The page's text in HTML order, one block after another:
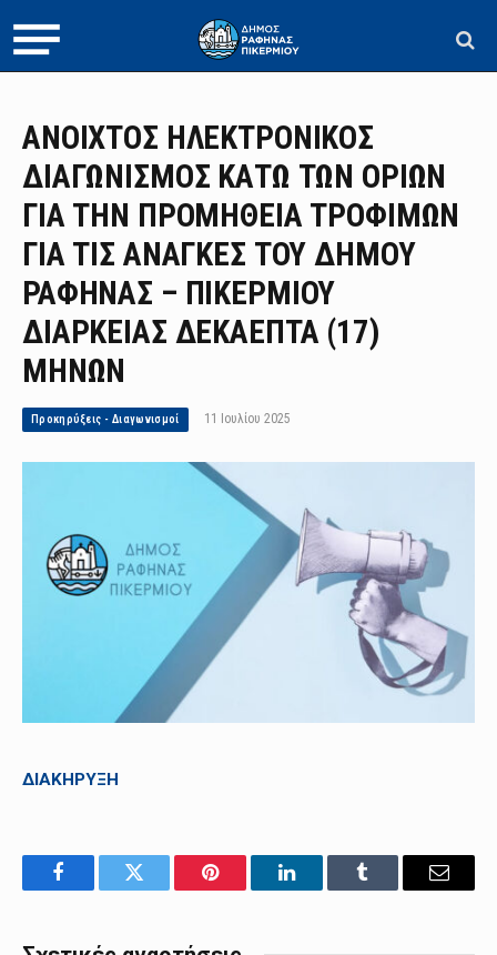
ΑΝΟΙΧΤΟΣ ΗΛΕΚΤΡΟΝΙΚΟΣ
ΔΙΑΓΩΝΙΣΜΟΣ ΚΑΤΩ ΤΩΝ ΟΡΙΩΝ
ΓΙΑ ΤΗΝ ΠΡΟΜΗΘΕΙΑ ΤΡΟΦΙΜΩΝ
ΓΙΑ ΤΙΣ ΑΝΑΓΚΕΣ ΤΟΥ ΔΗΜΟΥ
ΡΑΦΗΝΑΣ – ΠΙΚΕΡΜΙΟΥ
ΔΙΑΡΚΕΙΑΣ ΔΕΚΑΕΠΤΑ (17)
ΜΗΝΩΝ
Προκηρύξεις - Διαγωνισμοί 11 Ιουλίου 2025
ΔΙΑΚΗΡΥΞΗ
FacebookTwitter Pinterest LinkedInTumblr Email